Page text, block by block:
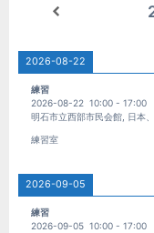
2026-08-22
練習
2026-08-22 10:00 -17:00
明石市立西部市民会館, 日本
練習室
2026-09-05
練習
2026-09-05 10:00 -17:00